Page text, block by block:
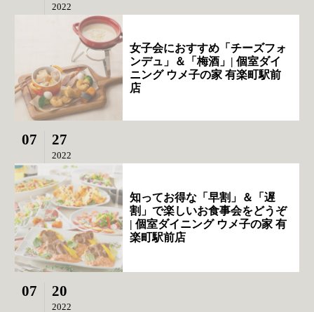
2022
女子会におすすめ「チーズフォ
ンデュ」＆「梅酒」| 個室ダイ
ニング ウメ子の家 有楽町駅前
店
07 27
2022
知ってお得な「早割」＆「遅
割」で楽しいお食事会をどうぞ
| 個室ダイニング ウメ子の家 有
楽町駅前店
07 20
2022